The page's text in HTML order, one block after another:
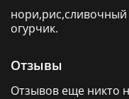
огурчик.
Отзывы
Отзывов еще никто